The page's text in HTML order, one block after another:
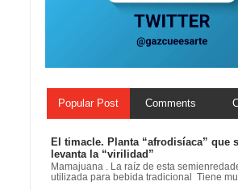
Popular Post Comments
El timacle. Planta “afrodisíaca” que
levanta la “virilidad”
Mamajuana . La raíz de esta
utilizada para bebida tradicional Tiene